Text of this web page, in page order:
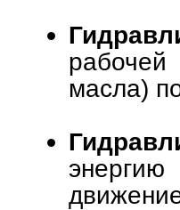
масла)
энергию